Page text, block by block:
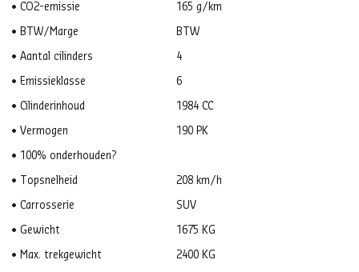
CO2-emissie 165 g/km
BTW/Marge BTW
Aantal cilinders 4
Emissieklasse 6
Cilinderinhoud 1984 CC
Vermogen 190 PK
100% onderhouden?
Topsnelheid 208 km/h
Carrosserie SUV
Gewicht 1675 KG
Max. trekgewicht 2400 KG